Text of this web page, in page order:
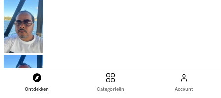
Ontdekken Categorieën Account